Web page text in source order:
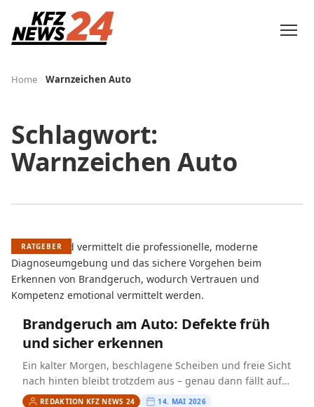
Home Warnzeichen Auto
Schlagwort:
Warnzeichen Auto
RATGEBER
Brandgeruch am Auto: Defekte früh
und sicher erkennen
Ein kalter Morgen, beschlagene Scheiben und freie Sicht
nach hinten bleibt trotzdem aus – genau dann fällt auf,
wie wichtig die Heckscheibenheizung im Alltag ist.…
REDAKTION KFZ NEWS 24
14. MAI 2026